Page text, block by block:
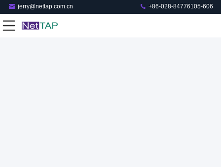
jerry@nettap.com.cn +86-028-84776105-606